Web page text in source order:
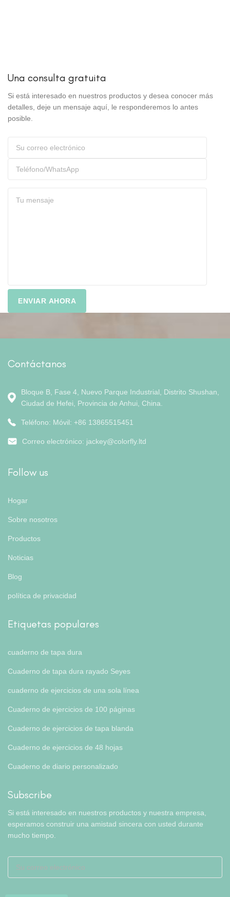
Una consulta gratuita
Si está interesado en nuestros productos y desea conocer más
detalles, deje un mensaje aquí, le responderemos lo antes
posible.
Contáctanos
Bloque B, Fase 4, Nuevo Parque Industrial, Distrito Shushan,
Ciudad de Hefei, Provincia de Anhui, China.
Teléfono: Móvil: +86 13865515451
Correo electrónico: jackey@colorfly.ltd
Follow us
Hogar
Sobre nosotros
Productos
Noticias
Blog
política de privacidad
Etiquetas populares
cuaderno de tapa dura
Cuaderno de tapa dura rayado Seyes
cuaderno de ejercicios de una sola línea
Cuaderno de ejercicios de 100 páginas
Cuaderno de ejercicios de tapa blanda
Cuaderno de ejercicios de 48 hojas
Cuaderno de diario personalizado
Subscribe
Si está interesado en nuestros productos y nuestra empresa,
esperamos construir una amistad sincera con usted durante
mucho tiempo.